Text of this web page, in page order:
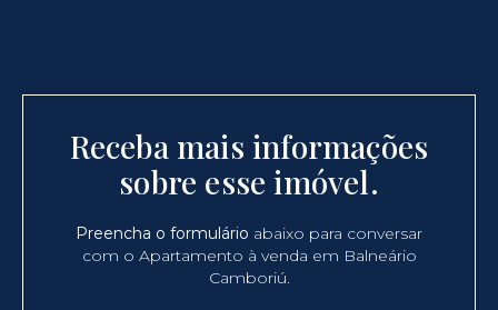
Receba mais informações
sobre esse imóvel.
Preencha o formulário abaixo para conversar
com o Apartamento à venda em Balneário
Camboriú.